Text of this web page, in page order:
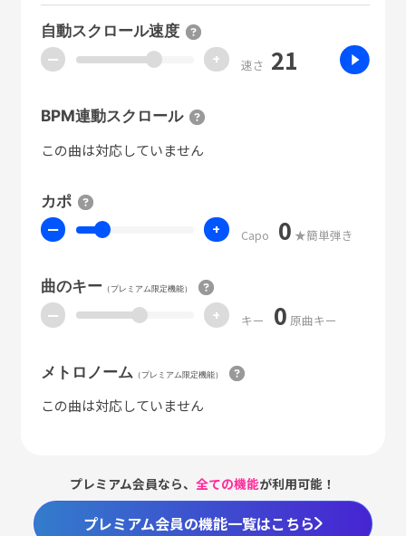
自動スクロール速度
ー + 速さ 21
BPM連動スクロール
この曲は対応していません
カポ
ー + Capo 0 ★簡単弾き
曲のキー（プレミアム限定機能）
ー + キー 0 原曲キー
メトロノーム （プレミアム限定機能）
この曲は対応していません
プレミアム会員なら、全ての機能が利用可能！
プレミアム会員の機能一覧はこちら